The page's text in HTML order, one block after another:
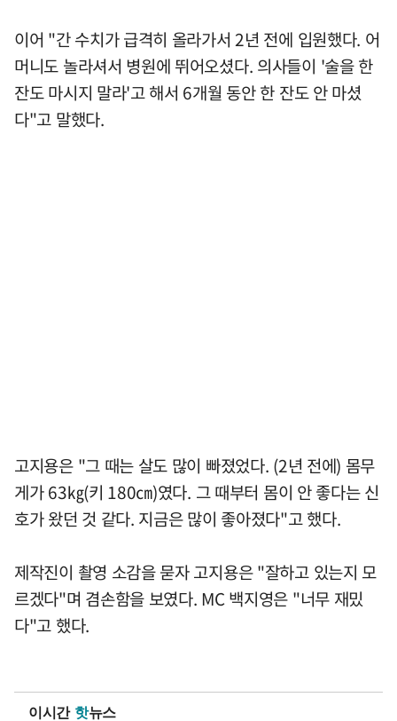
이어 "간 수치가 급격히 올라가서 2년 전에 입원했다. 어
머니도 놀라셔서 병원에 뛰어오셨다. 의사들이 '술을 한
잔도 마시지 말라'고 해서 6개월 동안 한 잔도 안 마셨
다"고 말했다.
고지용은 "그 때는 살도 많이 빠졌었다. (2년 전에) 몸무
게가 63㎏(키 180㎝)였다. 그 때부터 몸이 안 좋다는 신
호가 왔던 것 같다. 지금은 많이 좋아졌다"고 했다.
제작진이 촬영 소감을 묻자 고지용은 "잘하고 있는지 모
르겠다"며 겸손함을 보였다. MC 백지영은 "너무 재밌
다"고 했다.
이시간 핫뉴스